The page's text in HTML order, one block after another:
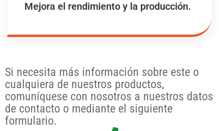
Mejora el rendimiento y la producción.
Si necesita más información sobre este o
cualquiera de nuestros productos,
comuníquese con nosotros a nuestros datos
de contacto o mediante el siguiente
formulario.